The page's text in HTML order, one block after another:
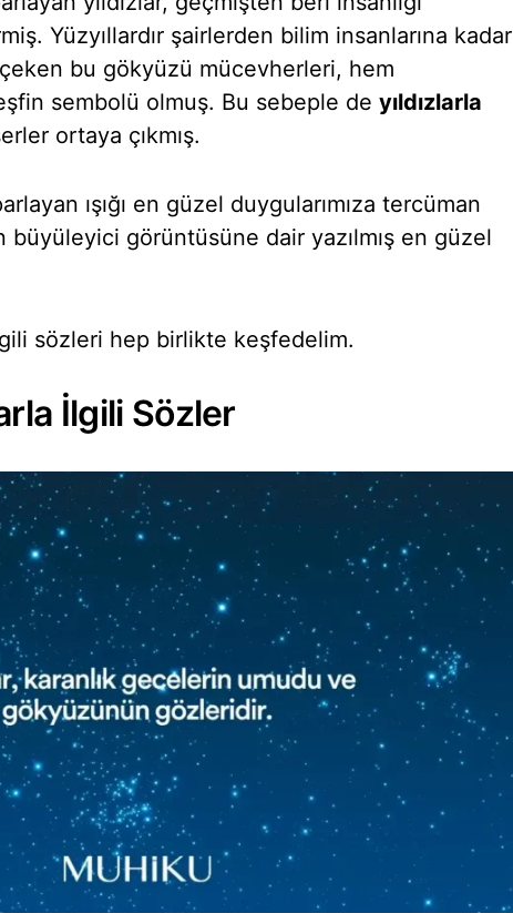
Yüzyıllardır şairlerden bilim insanlarına kadar
bu gökyüzü mücevherleri, hem
sembolü olmuş. Bu sebeple de yıldızlarla
ortaya çıkmış.
ışığı en güzel duygularımıza tercüman
büyüleyici görüntüsüne dair yazılmış en güzel
sözleri hep birlikte keşfedelim.
İlgili Sözler